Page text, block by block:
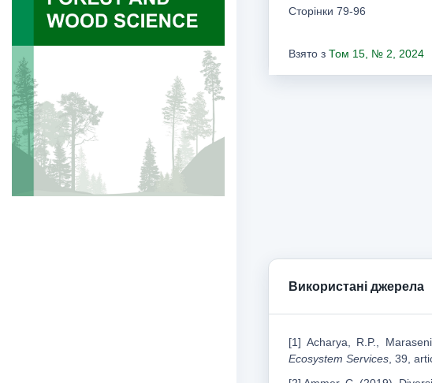
Сторінки 79-96
Взято з Том 15, № 2, 2024
Використані джерела
[1] Acharya, R.P.,
Ecosystem Services , 39,